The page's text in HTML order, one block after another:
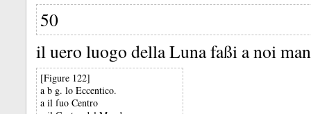
50
il uero luogo della Luna faßi a noi
[Figure 122]
a b g. lo Eccentico.
a il ſuo Centro